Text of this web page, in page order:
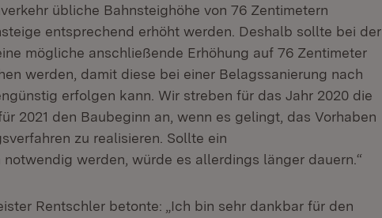
übliche Bahnsteighöhe von 76 Zentimetern
entsprechend erhöht werden. Deshalb sollte bei der
mögliche anschließende Erhöhung auf 76 Zentimeter
werden, damit diese bei einer Belagssanierung nach
erfolgen kann. Wir streben für das Jahr 2020 die
2021 den Baubeginn an, wenn es gelingt, das Vorhaben
zu realisieren. Sollte ein
werden, würde es allerdings länger dauern.“
Rentschler betonte: „Ich bin sehr dankbar für den